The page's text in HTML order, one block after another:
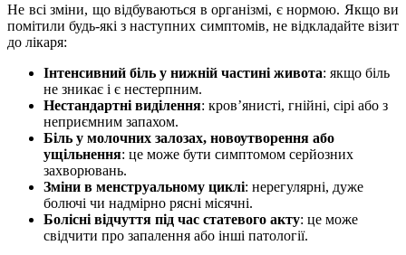
Не всі зміни, що відбуваються в організмі, є нормою. Якщо ви
помітили будь-які з наступних симптомів, не відкладайте візит
до лікаря:
Інтенсивний біль у нижній частині живота: якщо біль
не зникає і є нестерпним.
Нестандартні виділення: кров’янисті, гнійні, сірі або з
неприємним запахом.
Біль у молочних залозах, новоутворення або
ущільнення: це може бути симптомом серйозних
захворювань.
Зміни в менструальному циклі: нерегулярні, дуже
болючі чи надмірно рясні місячні.
Болісні відчуття під час статевого акту: це може
свідчити про запалення або інші патології.